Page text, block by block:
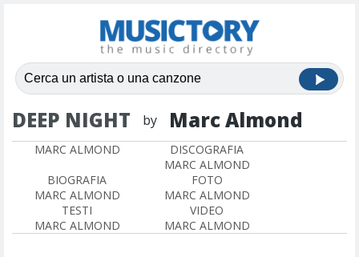
DEEP NIGHT by Marc Almond
MARC ALMOND
DISCOGRAFIA
MARC ALMOND
BIOGRAFIA
MARC ALMOND
FOTO
MARC ALMOND
TESTI
MARC ALMOND
VIDEO
MARC ALMOND